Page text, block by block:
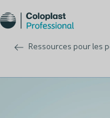
Ressources pour les